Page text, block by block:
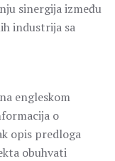
sinergija između
industrija sa
engleskom
o
opis predloga
obuhvati